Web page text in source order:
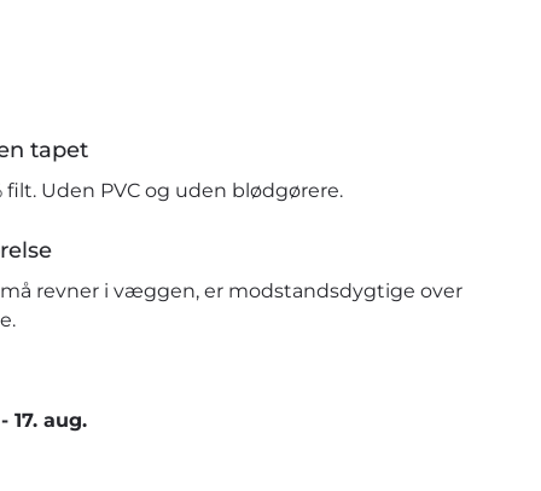
tapet
filt. Uden PVC og uden blødgørere.
revner i væggen, er modstandsdygtige over
- 17. aug.